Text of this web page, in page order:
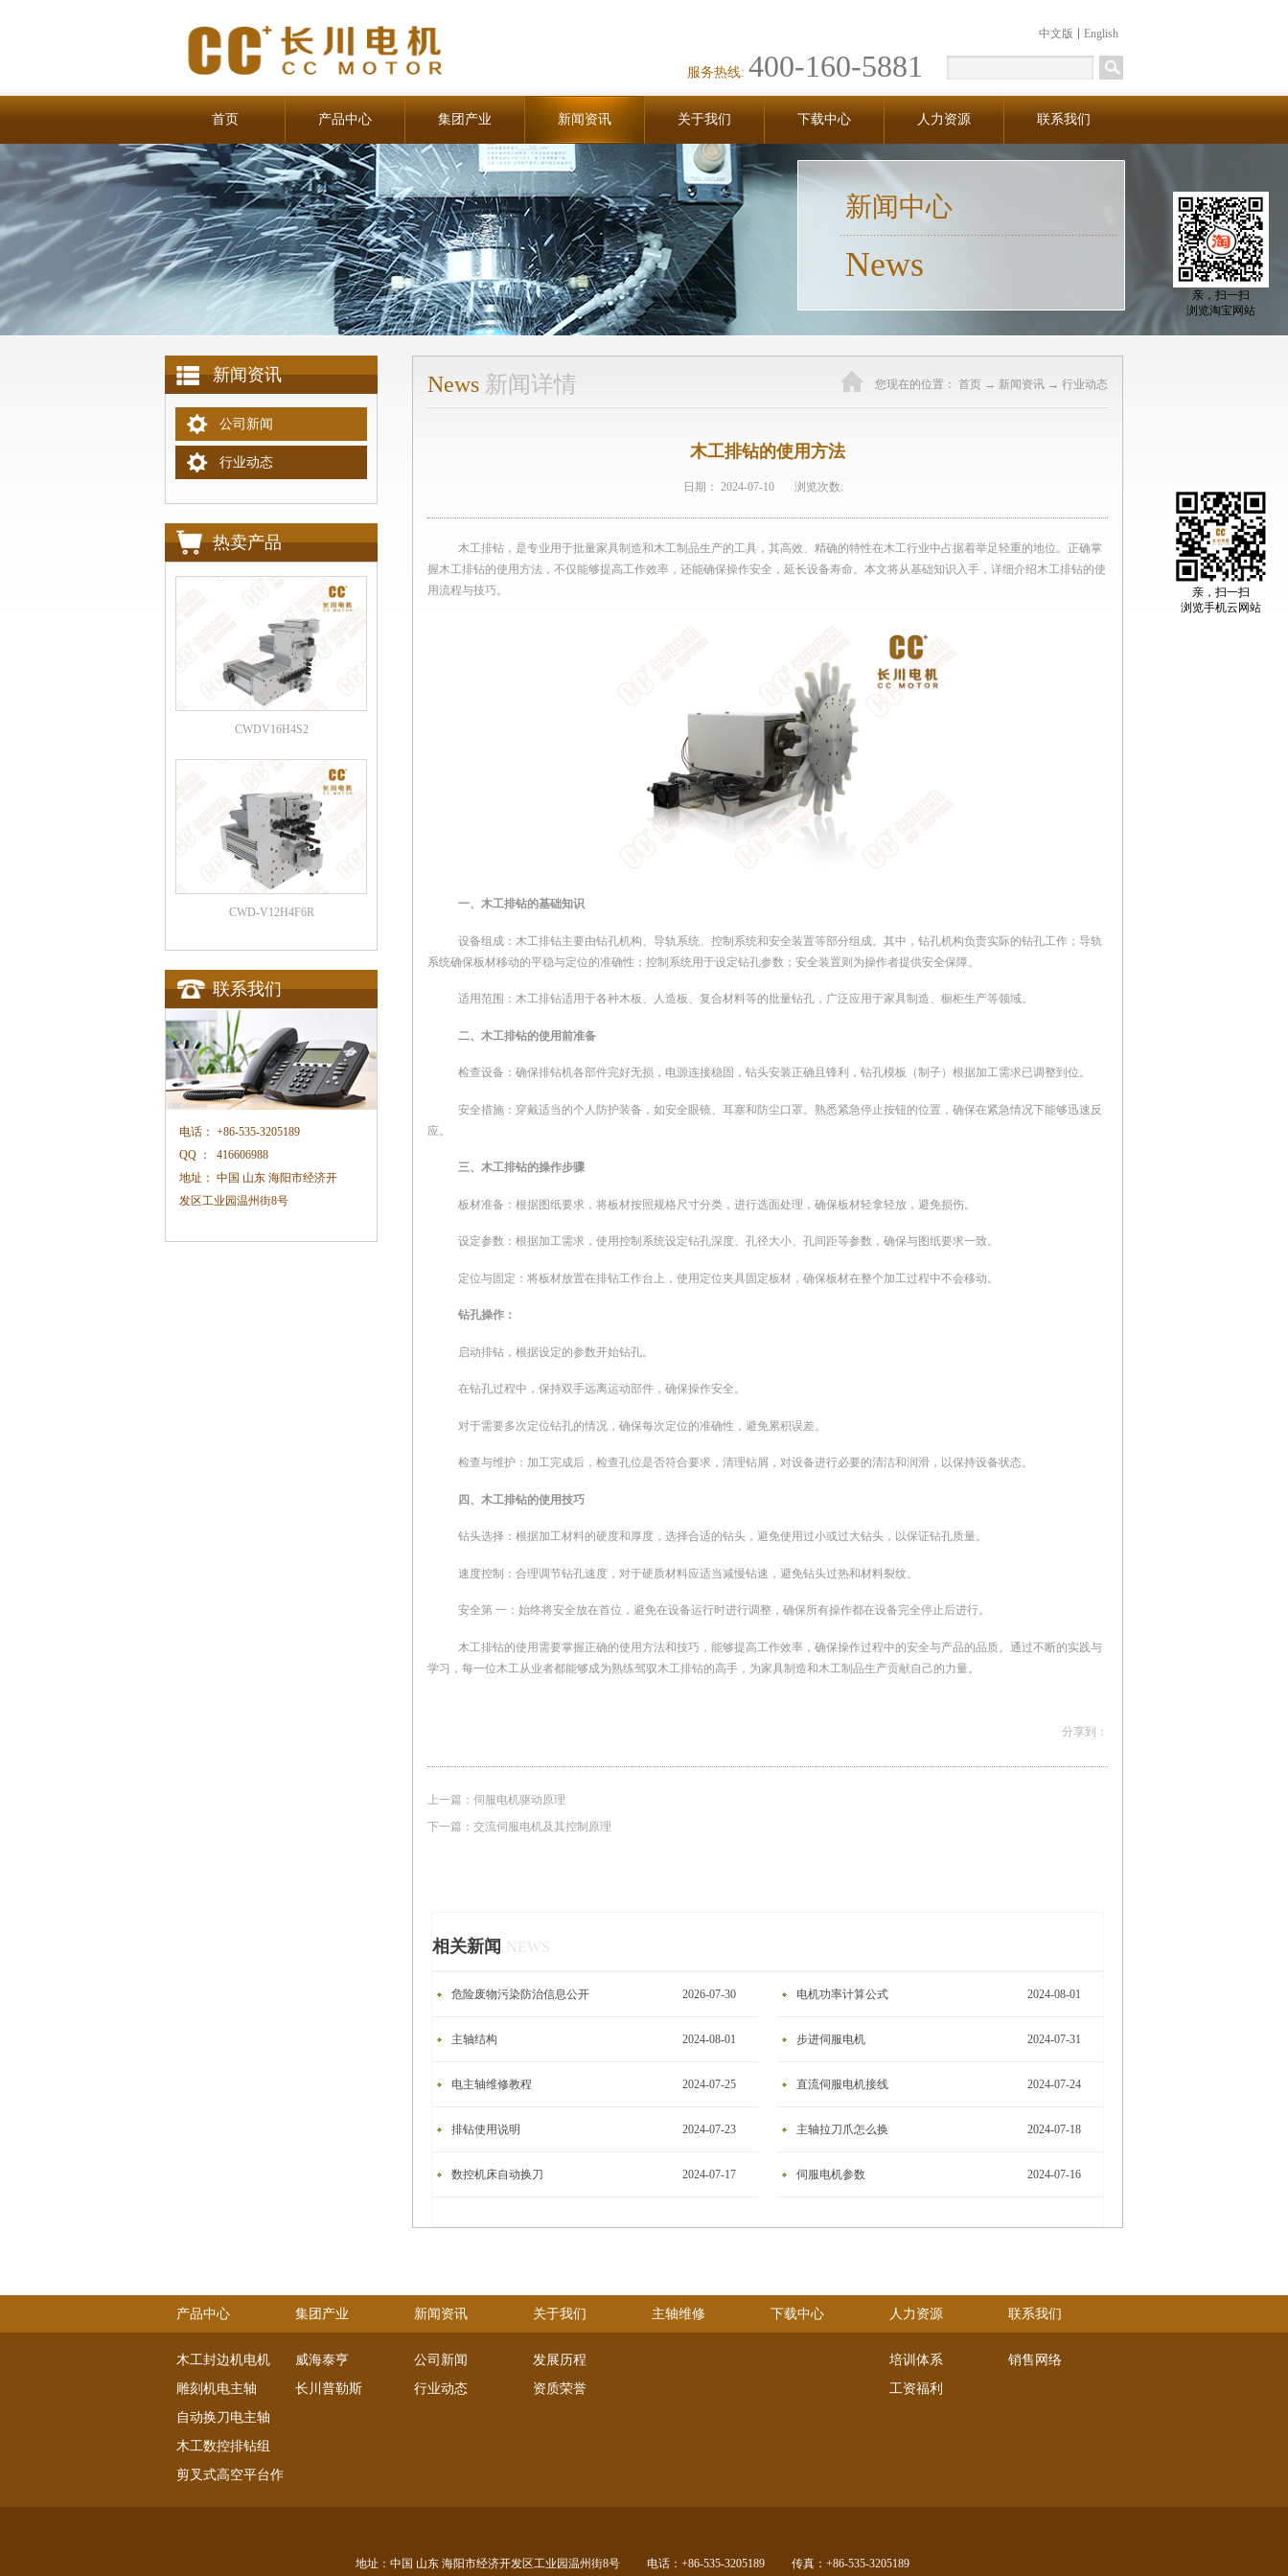
中文版 English
服务热线: 400-160-5881
首页 产品中心 集团产业 新闻资讯 关于我们 下载中心 人力资源 联系我们
新闻中心
News
新闻资讯
公司新闻
行业动态
热卖产品
CWDV16H4S2
CWD-V12H4F6R
联系我们
电话： +86-535-3205189
QQ ：
416606988
地址： 中国 山东 海阳市经济开
发区工业园温州街8号
News 新闻详情 您现在的位置： 首页 → 新闻资讯 → 行业动态
木工排钻的使用方法
日期： 2024-07-10 浏览次数:
木工排钻，是专业用于批量家具制造和木工制品生产的工具，其高效、精确的特性在木工行业中占据着举足轻重的地位。正确掌
握木工排钻的使用方法，不仅能够提高工作效率，还能确保操作安全，延长设备寿命。本文将从基础知识入手，详细介绍木工排钻的使
用流程与技巧。
一、木工排钻的基础知识
设备组成：木工排钻主要由钻孔机构、导轨系统、控制系统和安全装置等部分组成。其中，钻孔机构负责实际的钻孔工作；导轨
系统确保板材移动的平稳与定位的准确性；控制系统用于设定钻孔参数；安全装置则为操作者提供安全保障。
适用范围：木工排钻适用于各种木板、人造板、复合材料等的批量钻孔，广泛应用于家具制造、橱柜生产等领域。
二、木工排钻的使用前准备
检查设备：确保排钻机各部件完好无损，电源连接稳固，钻头安装正确且锋利，钻孔模板（制子）根据加工需求已调整到位。
安全措施：穿戴适当的个人防护装备，如安全眼镜、耳塞和防尘口罩。熟悉紧急停止按钮的位置，确保在紧急情况下能够迅速反
应。
三、木工排钻的操作步骤
板材准备：根据图纸要求，将板材按照规格尺寸分类，进行选面处理，确保板材轻拿轻放，避免损伤。
设定参数：根据加工需求，使用控制系统设定钻孔深度、孔径大小、孔间距等参数，确保与图纸要求一致。
定位与固定：将板材放置在排钻工作台上，使用定位夹具固定板材，确保板材在整个加工过程中不会移动。
钻孔操作：
启动排钻，根据设定的参数开始钻孔。
在钻孔过程中，保持双手远离运动部件，确保操作安全。
对于需要多次定位钻孔的情况，确保每次定位的准确性，避免累积误差。
检查与维护：加工完成后，检查孔位是否符合要求，清理钻屑，对设备进行必要的清洁和润滑，以保持设备状态。
四、木工排钻的使用技巧
钻头选择：根据加工材料的硬度和厚度，选择合适的钻头，避免使用过小或过大钻头，以保证钻孔质量。
速度控制：合理调节钻孔速度，对于硬质材料应适当减慢钻速，避免钻头过热和材料裂纹。
安全第 一：始终将安全放在首位，避免在设备运行时进行调整，确保所有操作都在设备完全停止后进行。
木工排钻的使用需要掌握正确的使用方法和技巧，能够提高工作效率，确保操作过程中的安全与产品的品质。通过不断的实践与
学习，每一位木工从业者都能够成为熟练驾驭木工排钻的高手，为家具制造和木工制品生产贡献自己的力量。
上一篇： 伺服电机驱动原理
下一篇： 交流伺服电机及其控制原理
相关新闻 NEWS
危险废物污染防治信息公开 2026-07-30 电机功率计算公式 2024-08-01
主轴结构 2024-08-01 步进伺服电机 2024-07-31
电主轴维修教程 2024-07-25 ​直流伺服电机接线 2024-07-24
排钻使用说明 2024-07-23 主轴拉刀爪怎么换 2024-07-18
数控机床自动换刀 2024-07-17 伺服电机参数 2024-07-16
产品中心
木工封边机电机
雕刻机电主轴
自动换刀电主轴
木工数控排钻组
剪叉式高空平台作业电机
集团产业
威海泰亨
长川普勒斯
新闻资讯
公司新闻
行业动态
关于我们
发展历程
资质荣誉
主轴维修 下载中心 人力资源
培训体系
工资福利
联系我们
销售网络
地址：中国 山东 海阳市经济开发区工业园温州街8号 电话：+86-535-3205189 传真：+86-535-3205189
亲，扫一扫
浏览淘宝网站
亲，扫一扫
浏览手机云网站